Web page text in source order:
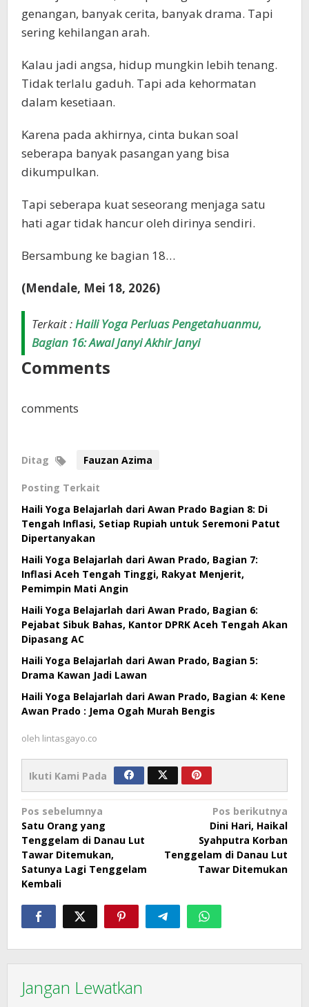
genangan, banyak cerita, banyak drama. Tapi
sering kehilangan arah.
Kalau jadi angsa, hidup mungkin lebih tenang.
Tidak terlalu gaduh. Tapi ada kehormatan
dalam kesetiaan.
Karena pada akhirnya, cinta bukan soal
seberapa banyak pasangan yang bisa
dikumpulkan.
Tapi seberapa kuat seseorang menjaga satu
hati agar tidak hancur oleh dirinya sendiri.
Bersambung ke bagian 18…
(Mendale, Mei 18, 2026)
Terkait :Haili Yoga Perluas Pengetahuanmu,
Bagian 16: Awal Janyi Akhir Janyi
Comments
comments
Ditag Fauzan Azima
Posting Terkait
Haili Yoga Belajarlah dari Awan Prado Bagian 8: Di
Tengah Inflasi, Setiap Rupiah untuk Seremoni Patut
Dipertanyakan
Haili Yoga Belajarlah dari Awan Prado, Bagian 7:
Inflasi Aceh Tengah Tinggi, Rakyat Menjerit,
Pemimpin Mati Angin
Haili Yoga Belajarlah dari Awan Prado, Bagian 6:
Pejabat Sibuk Bahas, Kantor DPRK Aceh Tengah Akan
Dipasang AC
Haili Yoga Belajarlah dari Awan Prado, Bagian 5:
Drama Kawan Jadi Lawan
Haili Yoga Belajarlah dari Awan Prado, Bagian 4: Kene
Awan Prado : Jema Ogah Murah Bengis
oleh lintasgayo.co
Ikuti Kami Pada
Navigasi
pos
Pos sebelumnya
Satu Orang yang
Tenggelam di Danau Lut
Tawar Ditemukan,
Satunya Lagi Tenggelam
Kembali
Pos berikutnya
Dini Hari, Haikal
Syahputra Korban
Tenggelam di Danau Lut
Tawar Ditemukan
Jangan Lewatkan